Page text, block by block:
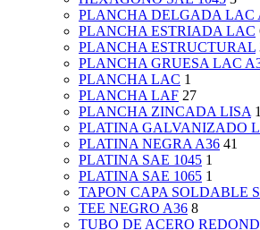
PLANCHA DELGADA LAC
PLANCHA ESTRIADA LAC
PLANCHA ESTRUCTURAL
PLANCHA GRUESA LAC
PLANCHA LAC 1
PLANCHA LAF 27
PLANCHA ZINCADA LISA
PLATINA GALVANIZADO
PLATINA NEGRA A36 41
PLATINA SAE 1045 1
PLATINA SAE 1065 1
TAPON CAPA SOLDABLE
TEE NEGRO A36 8
TUBO DE ACERO